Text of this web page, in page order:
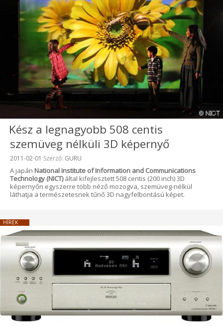
Kész a legnagyobb 508 centis
szemüveg nélküli 3D képernyő
Beküldve:
2011-02-01 Szerző: GURU
A japán National Institute of Information and Communications
Technology (NICT)által kifejlesztett 508 centis (200 inch) 3D
képernyőn egyszerre több néző mozogva, szemüveg-nélkül
láthatja a természetesnek tűnő 3D nagyfelbontású képet.
HÍREK